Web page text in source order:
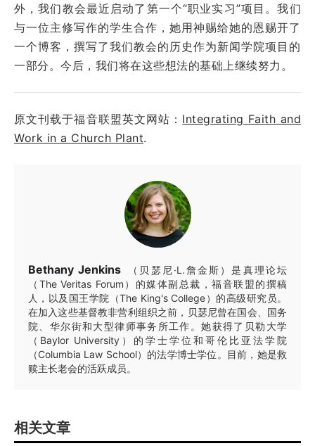
外，我们教会最近启动了第一个“职业实习”项目。我们
与一位主修写作的学生合作，她用神赐给她的恩赐开了
一个博客，撰写了我们教会的历史作为新闻学院项目的
一部分。今后，我们将在这些想法的基础上继续努力。
原文刊载于福音联盟英文网站： Integrating Faith and
Work in a Church Plant.
Bethany Jenkins
（贝瑟尼·L.詹金斯）是真理论坛
（The Veritas Forum）的媒体副总裁，福音联盟的撰稿
人，以及国王学院（The King's College）的高级研究员。
在加入这些基督教非营利组织之前，贝瑟尼曾在国会、国务
院、华尔街和大型律师事务所工作。她获得了贝勒大学
（Baylor University）的学士学位和哥伦比亚法学院
（Columbia Law School）的法学博士学位。目前，她是救
赎主长老会的活跃成员。
相关文章